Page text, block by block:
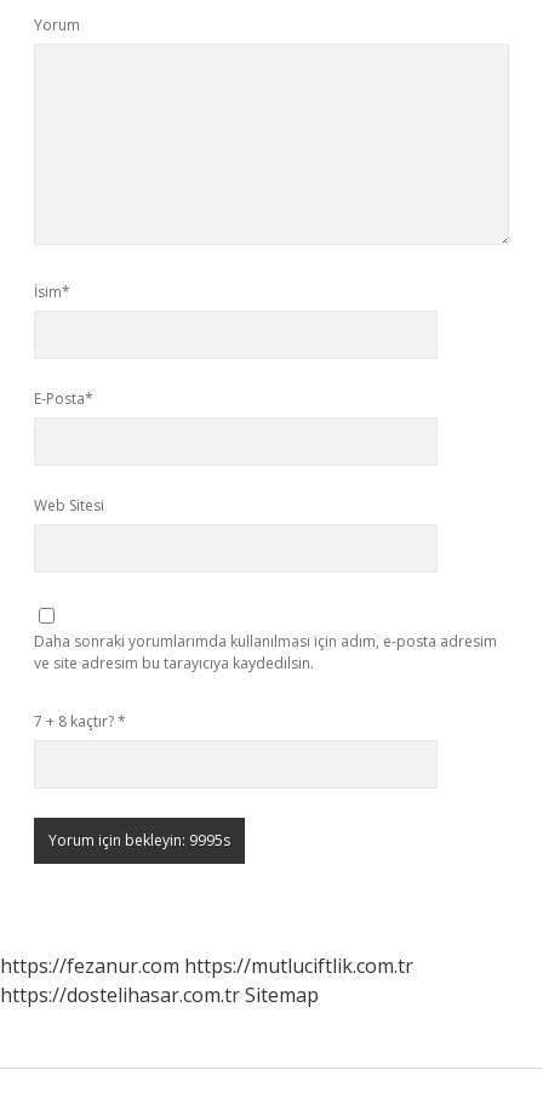
Yorum
İsim*
E-Posta*
Web Sitesi
Daha sonraki yorumlarımda kullanılması için adım, e-posta adresim
ve site adresim bu tarayıcıya kaydedilsin.
7 + 8 kaçtır?*
https://fezanur.com https://mutluciftlik.com.tr
https://dostelihasar.com.trSitemap